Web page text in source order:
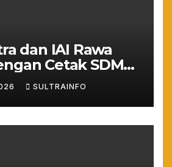
dan IAI Rawa
Cetak SDM
Wirausaha
SULTRAINFO